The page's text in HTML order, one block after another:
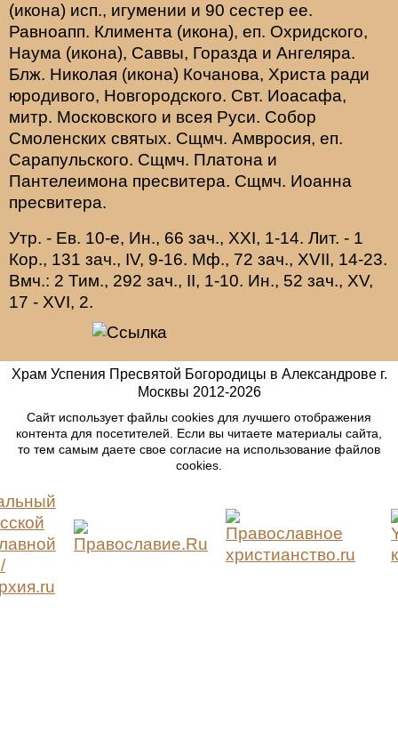
(икона) исп., игумении и 90 сестер ее.
Равноапп. Климента (икона), еп. Охридского,
Наума (икона), Саввы, Горазда и Ангеляра.
Блж. Николая (икона) Кочанова, Христа ради
юродивого, Новгородского. Свт. Иоасафа,
митр. Московского и всея Руси. Собор
Смоленских святых. Сщмч. Амвросия, еп.
Сарапульского. Сщмч. Платона и
Пантелеимона пресвитера. Сщмч. Иоанна
пресвитера.
Утр. - Ев. 10-е, Ин., 66 зач., XXI, 1-14. Лит. - 1
Кор., 131 зач., IV, 9-16. Мф., 72 зач., XVII, 14-23.
Вмч.: 2 Тим., 292 зач., II, 1-10. Ин., 52 зач., XV,
17 - XVI, 2.
Храм Успения Пресвятой Богородицы в Александрове г.
Москвы 2012-2026
Сайт использует файлы cookies для лучшего отображения
контента для посетителей. Если вы читаете материалы сайта,
то тем самым даете свое согласие на использование файлов
cookies.